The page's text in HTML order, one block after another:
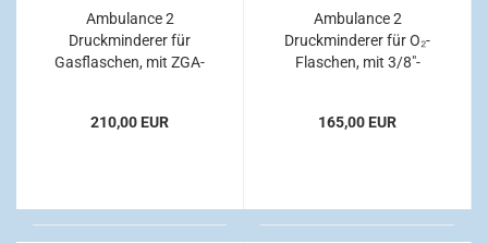
Ambulance 2
Druckminderer für
Gasflaschen, mit ZGA-
210,00 EUR
Ambulance 2
Druckminderer für O₂-
Flaschen, mit 3/8"-
165,00 EUR